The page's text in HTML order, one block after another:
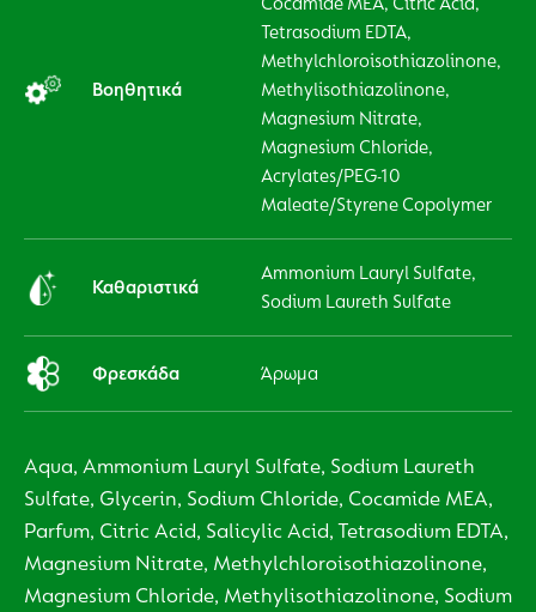
Βοηθητικά
Tetrasodium EDTA,
Methylchloroisothiazolinone,
Methylisothiazolinone,
Magnesium Nitrate,
Magnesium Chloride,
Acrylates/PEG-10
Maleate/Styrene Copolymer
Καθαριστικά
Ammonium Lauryl Sulfate,
Sodium Laureth Sulfate
Φρεσκάδα Άρωμα
Aqua, Ammonium Lauryl Sulfate, Sodium Laureth
Sulfate, Glycerin, Sodium Chloride, Cocamide MEA,
Parfum, Citric Acid, Salicylic Acid, Tetrasodium EDTA,
Magnesium Nitrate, Methylchloroisothiazolinone,
Magnesium Chloride, Methylisothiazolinone, Sodium